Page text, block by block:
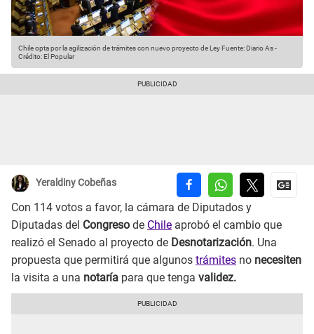
Chile opta por la agilización de trámites con nuevo proyecto de LeyFuente: Diario As-
Crédito: El Popular
Yeraldiny Cobeñas
Con 114 votos a favor, la cámara de Diputados y
Diputadas del Congreso de Chile aprobó el cambio que
realizó el Senado al proyecto de Desnotarización. Una
propuesta que permitirá que algunos trámites no necesiten
la visita a una notaría para que tenga validez.